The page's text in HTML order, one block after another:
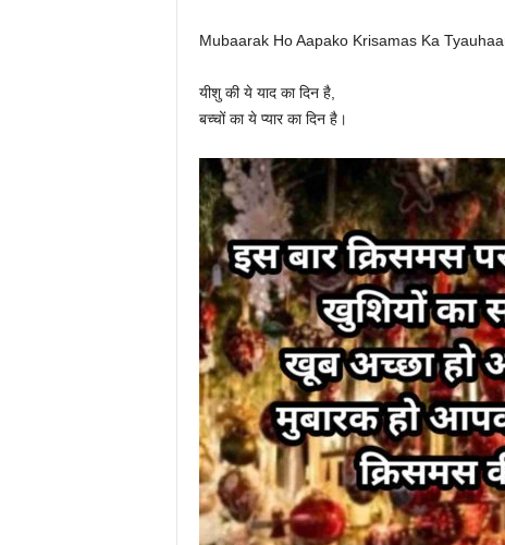
Mubaarak Ho Aapako Krisamas Ka
यीशु की ये याद का दिन है,
बच्चों का ये प्यार का दिन है।